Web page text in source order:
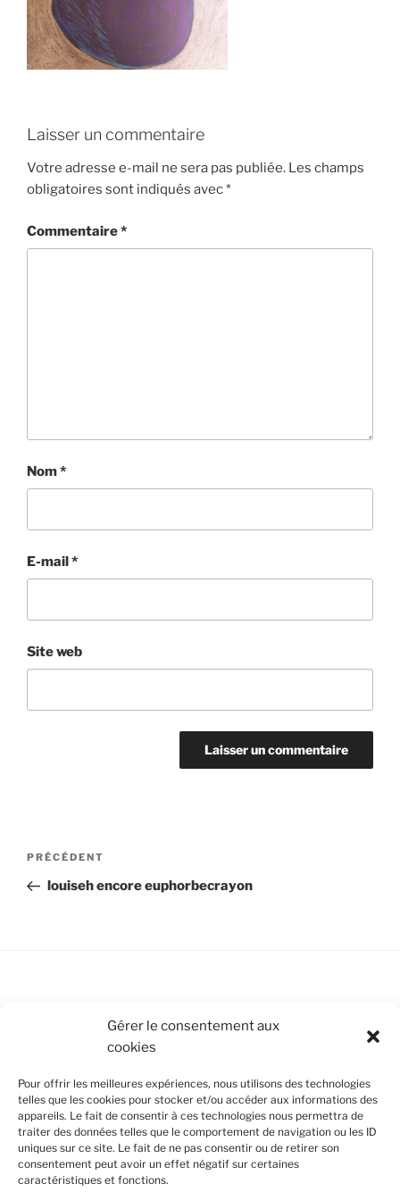
Gérer le consentement aux
cookies
Pour offrir les meilleures expériences, nous utilisons des technologies
telles que les cookies pour stocker et/ou accéder aux informations des
appareils. Le fait de consentir à ces technologies nous permettra de
traiter des données telles que le comportement de navigation ou les ID
uniques sur ce site. Le fait de ne pas consentir ou de retirer son
consentement peut avoir un effet négatif sur certaines
caractéristiques et fonctions.
Laisser un commentaire
Votre adresse e-mail ne sera pas publiée. Les champs
obligatoires sont indiqués avec*
Commentaire*
Nom*
E-mail*
Site web
Navigation
l’article
Article
précédent
PRÉCÉDENT
louiseh encore euphorbecrayon
Conditions Générales de Vente
Politique de cookies (UE)
SUIVEZ-NOUS